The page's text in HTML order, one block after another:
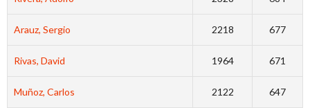
Arauz, Sergio 2218 677
Rivas, David 1964 671
Muñoz, Carlos 2122 647